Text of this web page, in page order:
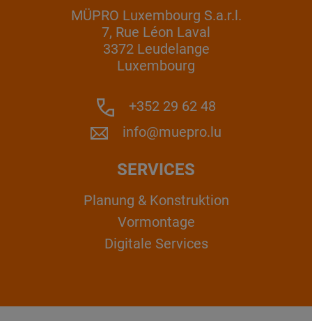
MÜPRO Luxembourg S.a.r.l.
7, Rue Léon Laval
3372 Leudelange
Luxembourg
+352 29 62 48
info@muepro.lu
SERVICES
Planung & Konstruktion
Vormontage
Digitale Services